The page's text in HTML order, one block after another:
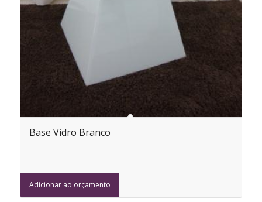
Base Vidro Branco
Adicionar ao orçamento